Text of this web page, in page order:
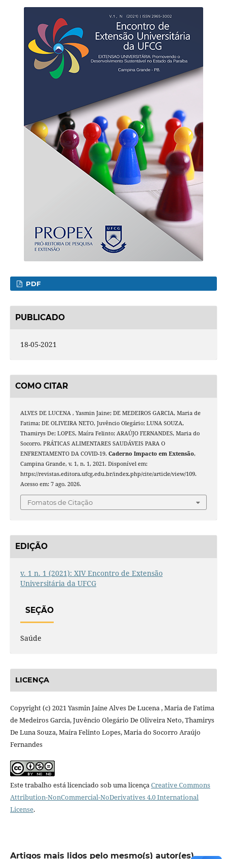
PDF
PUBLICADO
18-05-2021
COMO CITAR
ALVES DE LUCENA , Yasmin Jaine; DE MEDEIROS GARCIA, Maria de
Fatima; DE OLIVEIRA NETO, Juvêncio Olegário; LUNA SOUZA,
Thamirys De; LOPES, Maíra Felinto; ARAÚJO FERNANDES, Maria do
Socorro. PRÁTICAS ALIMENTARES SAUDÁVEIS PARA O
ENFRENTAMENTO DA COVID-19. Caderno Impacto em Extensão,
Campina Grande, v. 1, n. 1, 2021. Disponível em:
https://revistas.editora.ufcg.edu.br/index.php/cite/article/view/109.
Acesso em: 7 ago. 2026.
Fomatos de Citação
EDIÇÃO
v. 1 n. 1 (2021): XIV Encontro de Extensão
Universitária da UFCG
SEÇÃO
Saúde
LICENÇA
Copyright (c) 2021 Yasmin Jaine Alves De Lucena , Maria de Fatima
de Medeiros Garcia, Juvêncio Olegário De Oliveira Neto, Thamirys
De Luna Souza, Maíra Felinto Lopes, Maria do Socorro Araújo
Fernandes
Este trabalho está licenciado sob uma licençaCreative Commons
Attribution-NonCommercial-NoDerivatives 4.0 International
License.
Artigos mais lidos pelo mesmo(s) autor(es)